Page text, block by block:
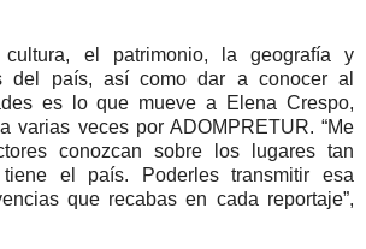
el patrimonio, la geografía y
del país, así como dar a conocer al
es lo que mueve a Elena Crespo,
varias veces por ADOMPRETUR. “Me
conozcan sobre los lugares tan
el país. Poderles transmitir esa
que recabas en cada reportaje”,